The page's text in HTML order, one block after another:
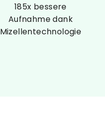
185x bessere
Aufnahme dank
Mizellentechnologie